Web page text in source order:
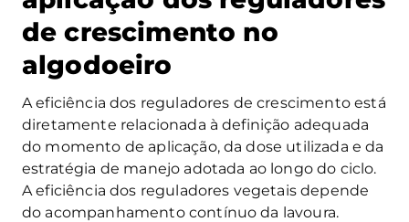
de crescimento no
algodoeiro
A eficiência dos reguladores de crescimento está
diretamente relacionada à definição adequada
do momento de aplicação, da dose utilizada e da
estratégia de manejo adotada ao longo do ciclo.
A eficiência dos reguladores vegetais depende
do acompanhamento contínuo da lavoura.